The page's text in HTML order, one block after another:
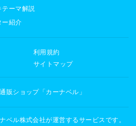
テーマ解説
ー紹介
利用規約
サイトマップ
販ショップ「カーナベル」
ベル株式会社が運営するサービスです。